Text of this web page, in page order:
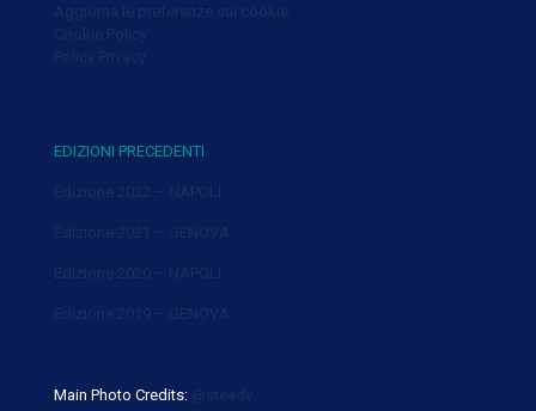
Aggiorna le preferenze sui cookie
Cookie Policy
Policy Privacy
EDIZIONI PRECEDENTI
Edizione 2022 – NAPOLI
Edizione 2021 – GENOVA
Edizione 2020 – NAPOLI
Edizione 2019 – GENOVA
Main Photo Credits: @steadv